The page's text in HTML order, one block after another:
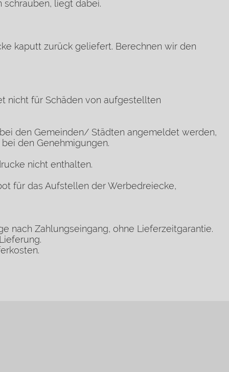
schrauben, liegt dabei.
kaputt zurück geliefert. Berechnen wir den
nicht für Schäden von aufgestellten
den Gemeinden/ Städten angemeldet werden,
den Genehmigungen.
nicht enthalten.
für das Aufstellen der Werbedreiecke,
nach Zahlungseingang, ohne Lieferzeitgarantie.